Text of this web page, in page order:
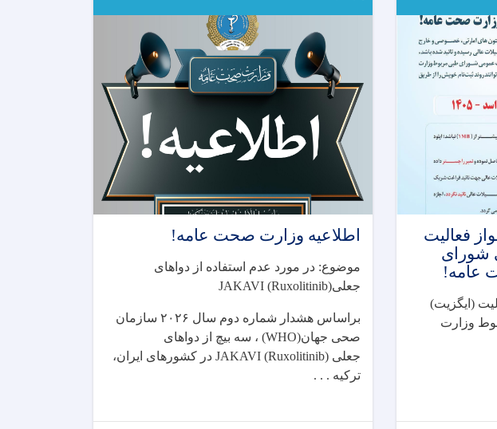
فعالیت
شورای
عامه!
(ایگزیت)
وزارت
اطلاعیه وزارت صحت عامه!
موضوع: در مورد عدم استفاده از دواهای
جعلیJAKAVI (Ruxolitinib)
براساس هشدار شماره دوم سال ۲۰۲۶ سازمان
صحی جهان(WHO) ، سه بیچ از دواهای
جعلی JAKAVI (Ruxolitinib) در کشورهای ایران،
ترکیه . . .